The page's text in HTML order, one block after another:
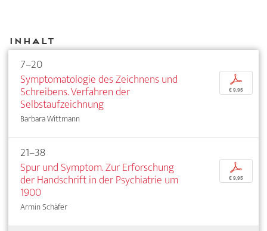
Inhalt
7–20
Symptomatologie des Zeichnens und
Schreibens. Verfahren der
Selbstaufzeichnung
Barbara Wittmann
p
€ 9,95
21–38
Spur und Symptom. Zur Erforschung
der Handschrift in der Psychiatrie um
1900
Armin Schäfer
p
€ 9,95